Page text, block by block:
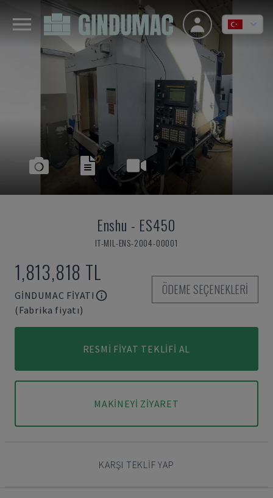
Enshu - ES450
IT-MIL-ENS-2004-00001
1,813,818 TL
GINDUMAC FIYATI
(Fabrika fiyatı)
ÖDEME SEÇENEKLERI
RESMI FIYAT TEKLIFI AL
MAKINEYI ZIYARET
KARŞI TEKLIF YAP